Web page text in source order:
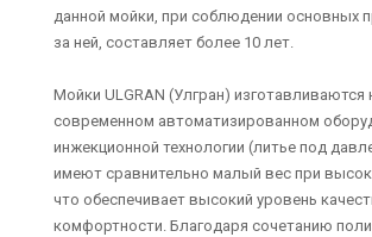
данной мойки, при соблюдении основных
за ней, составляет более 10 лет.
Мойки ULGRAN (Улгран) изготавливаются
современном автоматизированном
инжекционной технологии (литье под
имеют сравнительно малый вес при
что обеспечивает высокий уровень
комфортности. Благодаря сочетанию